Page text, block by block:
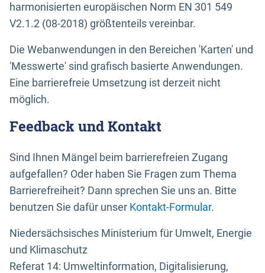
harmonisierten europäischen Norm EN 301 549
V2.1.2 (08-2018) größtenteils vereinbar.
Die Webanwendungen in den Bereichen 'Karten' und
'Messwerte' sind grafisch basierte Anwendungen.
Eine barrierefreie Umsetzung ist derzeit nicht
möglich.
Feedback und Kontakt
Sind Ihnen Mängel beim barrierefreien Zugang
aufgefallen? Oder haben Sie Fragen zum Thema
Barrierefreiheit? Dann sprechen Sie uns an. Bitte
benutzen Sie dafür unser Kontakt-Formular.
Niedersächsisches Ministerium für Umwelt, Energie
und Klimaschutz
Referat 14: Umweltinformation, Digitalisierung,